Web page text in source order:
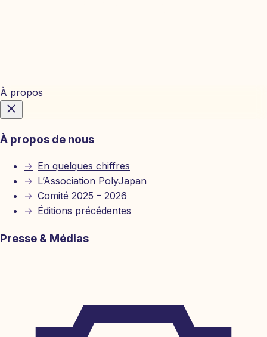
À propos
À propos de nous
→ En quelques chiffres
→ L’Association PolyJapan
→ Comité 2025 – 2026
→ Éditions précédentes
Presse & Médias